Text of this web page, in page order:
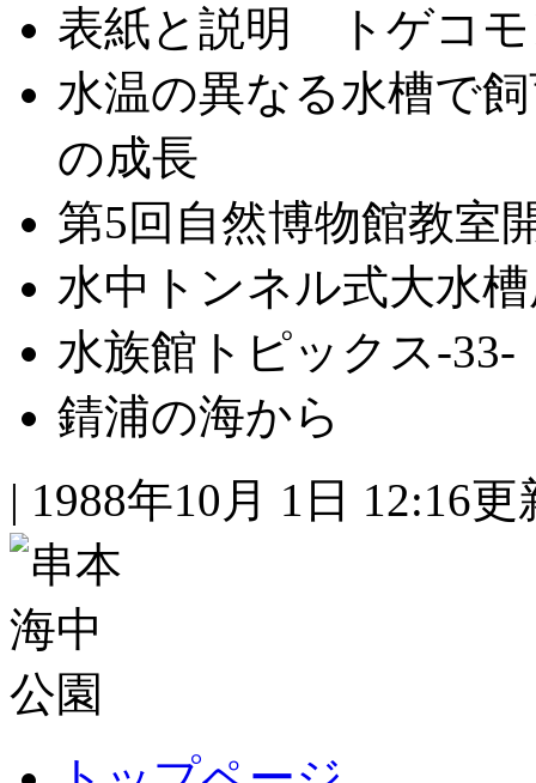
表紙と説明 トゲコモ
水温の異なる水槽で
の成長
第5回自然博物館教室
水中トンネル式大水
水族館トピックス-33-
錆浦の海から
| 1988年10月 1日 12:16